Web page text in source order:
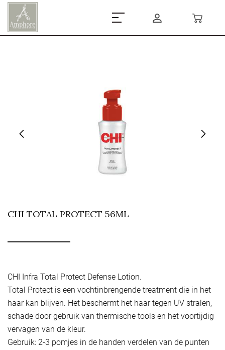
CHI TOTAL PROTECT 56ML
CHI Infra Total Protect Defense Lotion.
Total Protect is een vochtinbrengende treatment die in het
haar kan blijven. Het beschermt het haar tegen UV stralen,
schade door gebruik van thermische tools en het voortijdig
vervagen van de kleur.
Gebruik: 2-3 pomjes in de handen verdelen van de punten